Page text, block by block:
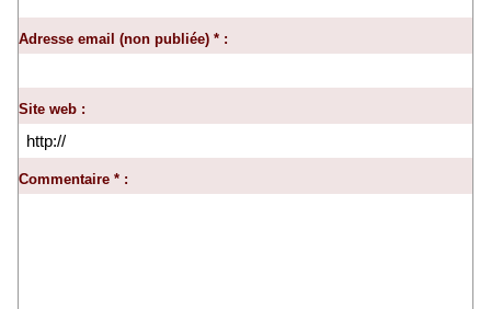
Adresse email (non publiée) * :
Site web :
Commentaire * :